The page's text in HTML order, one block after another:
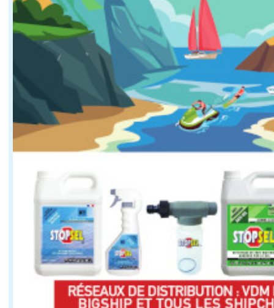
démarche hésitante ou titubante ;
difficultés à réaliser des gestes simples.
Ces observations sont consignées dans un procès-
Le décret introduit un nouvel article R. 5242-1 au
Cette qualification permet aux autorités de
Le décret ne se limite pas à l'amende. Les agents
Le décret vise aussi les comportements liés au
Trois cas sont particulièrement visés :
lors du croisement ou du dépassement
lorsque les conditions météorologiques
à proximité des baigneurs, plongeurs ou